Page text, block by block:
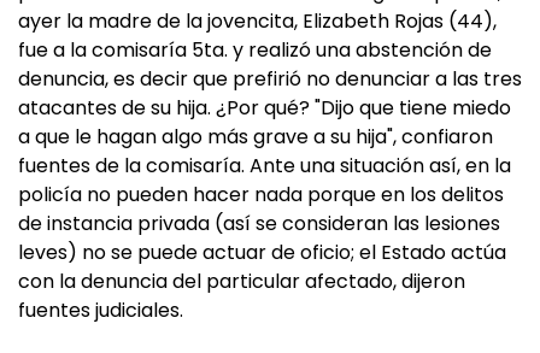
ayer la madre de la jovencita, Elizabeth Rojas (44),
fue a la comisaría 5ta. y realizó una abstención de
denuncia, es decir que prefirió no denunciar a las tres
atacantes de su hija. ¿Por qué? "Dijo que tiene miedo
a que le hagan algo más grave a su hija", confiaron
fuentes de la comisaría. Ante una situación así, en la
policía no pueden hacer nada porque en los delitos
de instancia privada (así se consideran las lesiones
leves) no se puede actuar de oficio; el Estado actúa
con la denuncia del particular afectado, dijeron
fuentes judiciales.